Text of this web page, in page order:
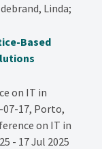
Linda;
Based
on IT in
07-17, Porto,
on IT in
- 17 Jul 2025